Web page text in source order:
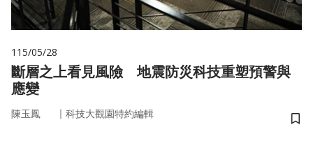
115/05/28
斷層之上看見風險 地震防災科技重塑預警與
應變
陳玉鳳 ｜ 科技大觀園特約編輯
儲